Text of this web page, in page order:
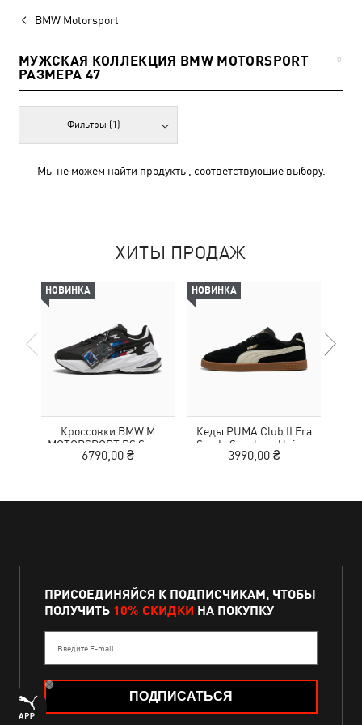
BMW Motorsport
МУЖСКАЯ КОЛЛЕКЦИЯ BMW MOTORSPORT
РАЗМЕРА 47
0
Фильтры (1)
Мы не можем найти продукты, соответствующие выбору.
ХИТЫ ПРОДАЖ
НОВИНКА
Кроссовки BMW M
MOTORSPORT RS Surge
Sneakers Unisex
6790,00 ₴
НОВИНКА
Кеды PUMA Club II Era
Suede Sneakers Unisex
3990,00 ₴
ПРИСОЕДИНЯЙСЯ К ПОДПИСЧИКАМ, ЧТОБЫ
ПОЛУЧИТЬ 10% СКИДКИ НА ПОКУПКУ
Введите E-mail
ПОДПИСАТЬСЯ